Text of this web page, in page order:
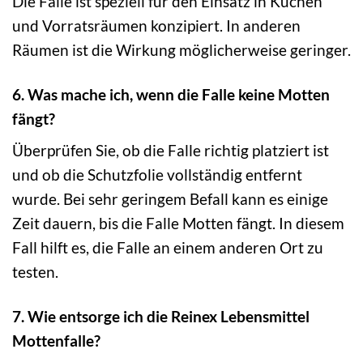
und Vorratsräumen konzipiert. In anderen
Räumen ist die Wirkung möglicherweise geringer.
6. Was mache ich, wenn die Falle keine Motten
fängt?
Überprüfen Sie, ob die Falle richtig platziert ist
und ob die Schutzfolie vollständig entfernt
wurde. Bei sehr geringem Befall kann es einige
Zeit dauern, bis die Falle Motten fängt. In diesem
Fall hilft es, die Falle an einem anderen Ort zu
testen.
7. Wie entsorge ich die Reinex Lebensmittel
Mottenfalle?